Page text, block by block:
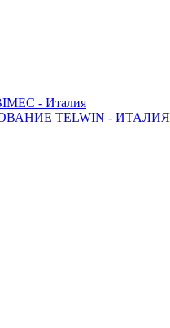
- Италия
TELWIN - ИТАЛИЯ